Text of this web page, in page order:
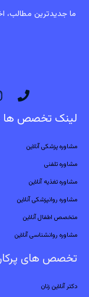
ما جدیدترین مطالب،
لینک تخصص ها
مشاوره پزشکی آنلاین
مشاوره تلفنی
مشاوره تغذیه آنلاین
مشاوره روانپزشکی آنلاین
متخصص اطفال آنلاین
مشاوره روانشناسی آنلاین
تخصص های
دکتر آنلاین زنان